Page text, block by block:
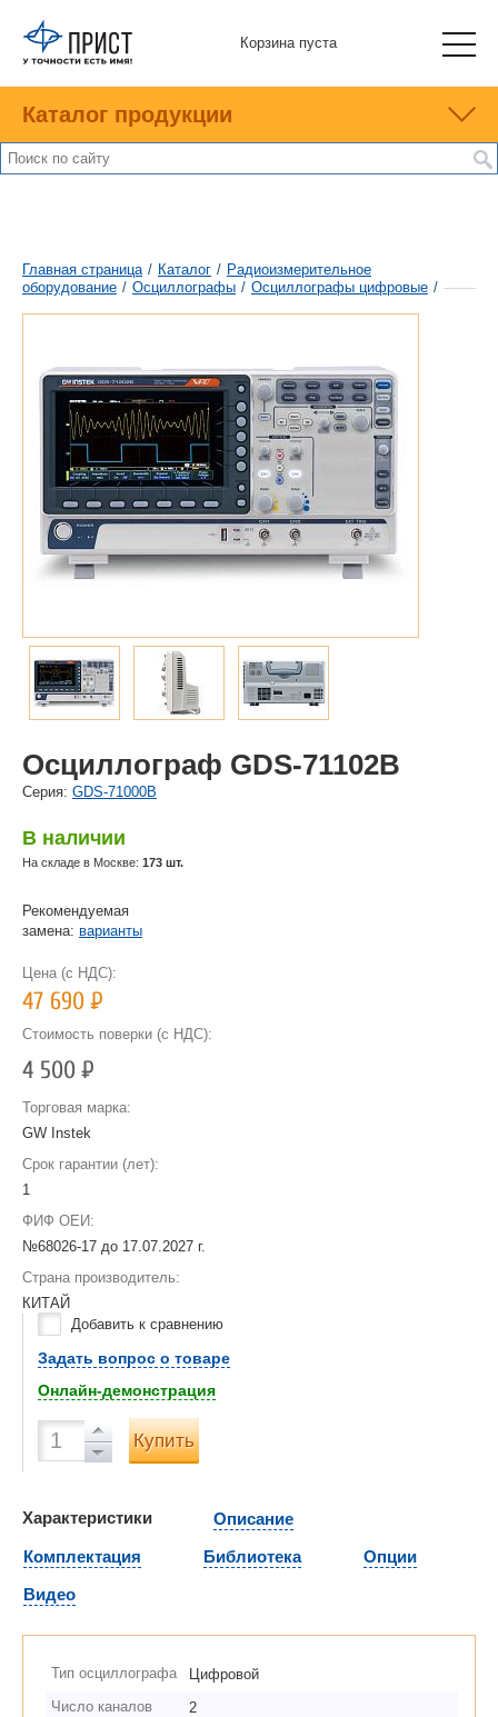
Корзина пуста
Каталог продукции
Главная страница / Каталог / Радиоизмерительное
оборудование / Осциллографы / Осциллографы цифровые /
Осциллограф GDS-71102B
Cерия: GDS-71000B
В наличии
На складе в Москве: 173 шт.
Рекомендуемая
замена: варианты
Цена (с НДС):
47 690Р
Стоимость поверки (с НДС):
4 500Р
Торговая марка:
GW Instek
Срок гарантии (лет):
1
ФИФ ОЕИ:
№68026-17 до 17.07.2027 г.
Страна производитель:
КИТАЙ
Добавить к сравнению
Задать вопрос о товаре
Онлайн-демонстрация
Купить
Характеристики
Описание
Комплектация
Библиотека
Опции
Видео
Тип осциллографа
Цифровой
Число каналов
2